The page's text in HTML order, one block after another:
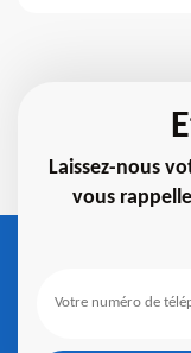
Laissez-nous
vous